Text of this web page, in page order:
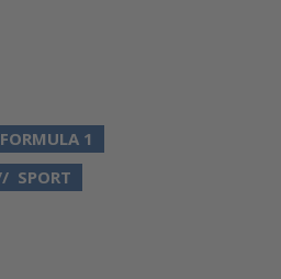
FORMULA 1
SPORT